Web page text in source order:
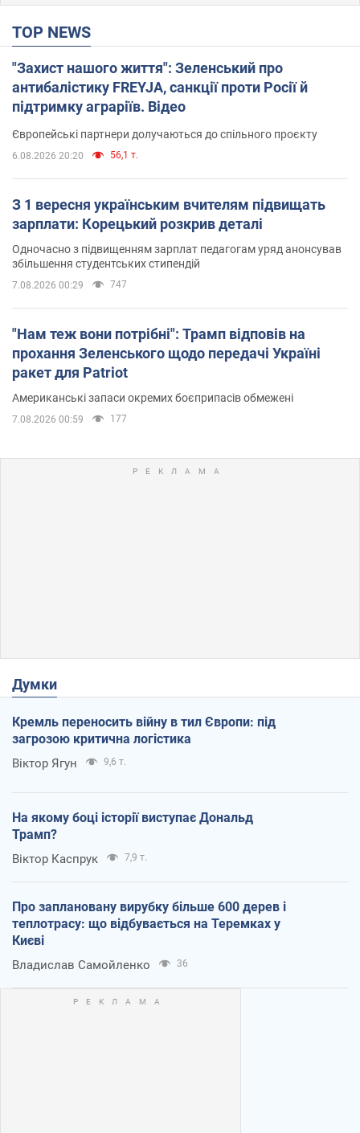
TOP NEWS
"Захист нашого життя": Зеленський про
антибалістику FREYJA, санкції проти Росії й
підтримку аграріїв. Відео
Європейські партнери долучаються до спільного проєкту
6.08.2026 20:20 56,1 т.
З 1 вересня українським вчителям підвищать
зарплати: Корецький розкрив деталі
Одночасно з підвищенням зарплат педагогам уряд анонсував
збільшення студентських стипендій
7.08.2026 00:29 747
"Нам теж вони потрібні": Трамп відповів на
прохання Зеленського щодо передачі Україні
ракет для Patriot
Американські запаси окремих боєприпасів обмежені
7.08.2026 00:59 177
Думки
Кремль переносить війну в тил Європи: під
загрозою критична логістика
Віктор Ягун 9,6 т.
На якому боці історії виступає Дональд
Трамп?
Віктор Каспрук 7,9 т.
Про заплановану вирубку більше 600 дерев і
теплотрасу: що відбувається на Теремках у
Києві
Владислав Самойленко 36